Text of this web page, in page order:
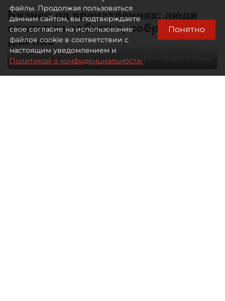
Бизнес на впечатлениях: люди
платят за событие, собранное
для них
Автор фото:
файлы. Продолжая пользоваться
данным сайтом, вы подтверждаете
свое согласие на использование
файлов cookie в соответствии с
настоящим уведомлением и
Политикой о конфиденциальности.
Понятно